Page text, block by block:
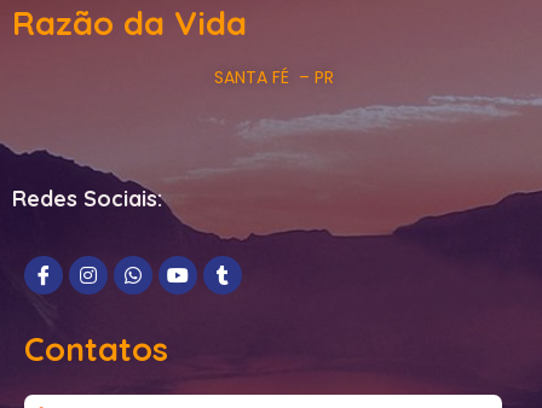
Razão da Vida
SANTA FÉ – PR
Redes Sociais:
Contatos